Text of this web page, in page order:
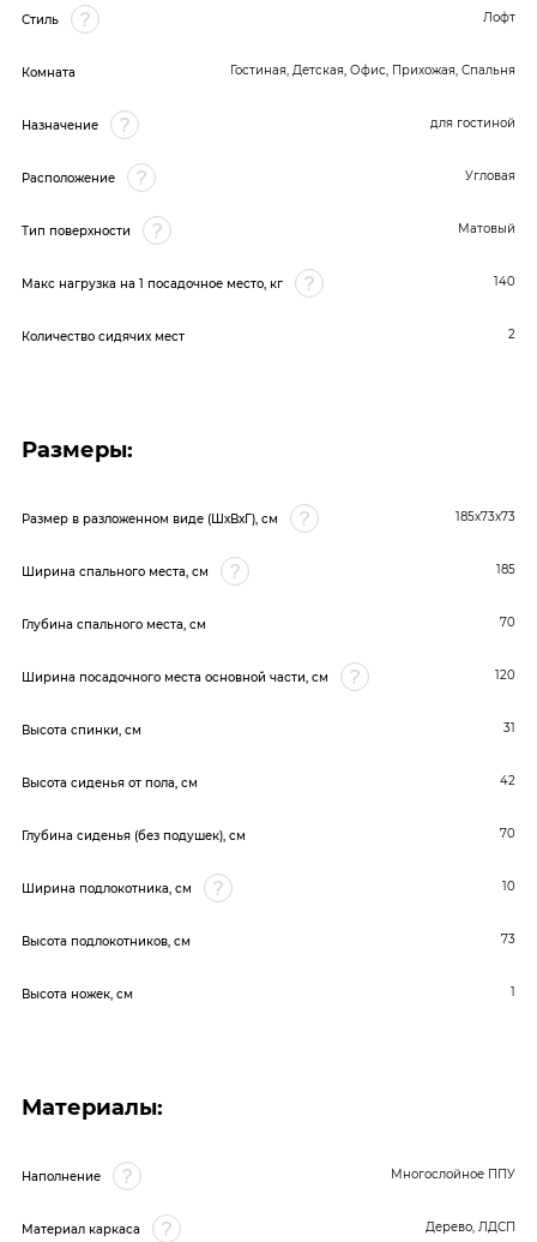
Стиль Лофт
Комната Гостиная, Детская, Офис, Прихожая, Спальня
Назначение для гостиной
Расположение Угловая
Тип поверхности Матовый
Макс нагрузка на 1 посадочное место, кг 140
Количество сидячих мест 2
Размеры:
Размер в разложенном виде (ШхВхГ), см 185х73х73
Ширина спального места, см 185
Глубина спального места, см 70
Ширина посадочного места основной части, см 120
Высота спинки, см 31
Высота сиденья от пола, см 42
Глубина сиденья (без подушек), см 70
Ширина подлокотника, см 10
Высота подлокотников, см 73
Высота ножек, см 1
Материалы:
Наполнение Многослойное ППУ
Материал каркаса Дерево, ЛДСП